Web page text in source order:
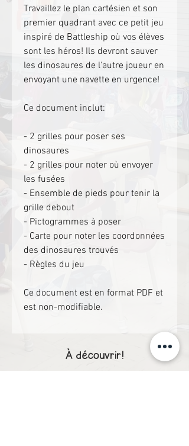
Travaillez le plan cartésien et son
premier quadrant avec ce petit jeu
inspiré de Battleship où vos élèves
sont les héros! Ils devront sauver
les dinosaures de l'autre joueur en
envoyant une navette en urgence!
Ce document inclut:
- 2 grilles pour poser ses
dinosaures
- 2 grilles pour noter où envoyer
les fusées
- Ensemble de pieds pour tenir la
grille debout
- Pictogrammes à poser
- Carte pour noter les coordonnées
des dinosaures trouvés
- Règles du jeu
Ce document est en format PDF et
est non-modifiable.
À découvrir!